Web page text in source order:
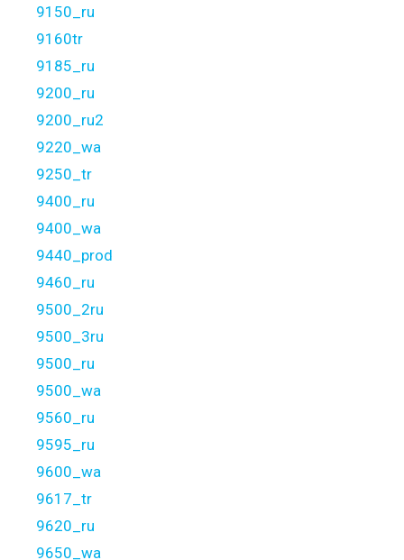
9150_ru
9160tr
9185_ru
9200_ru
9200_ru2
9220_wa
9250_tr
9400_ru
9400_wa
9440_prod
9460_ru
9500_2ru
9500_3ru
9500_ru
9500_wa
9560_ru
9595_ru
9600_wa
9617_tr
9620_ru
9650_wa